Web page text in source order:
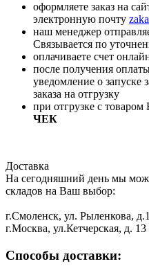
оформляете заказ на
электронную почту
наш менеджер
Связывается по
оплачиваете счет
после получения
уведомление о запуске
заказа на отгрузку
при отгрузке с товаром
ЧЕК
Доставка
На сегодняшний день мы
складов на Ваш выбор:
г.Смоленск, ул. Рыленкова,
г.Москва, ул.Кетчерская, д. 13
Способы доставки: